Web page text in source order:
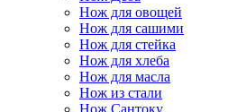
Нож для овощей
Нож для сашими
Нож для стейка
Нож для хлеба
Нож для масла
Нож из стали
Нож Сантоку